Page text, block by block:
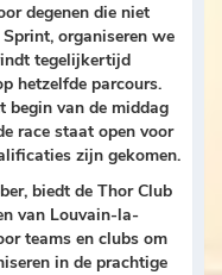
degenen die niet
organiseren we
tegelijkertijd
hetzelfde parcours.
begin van de middag
race staat open voor
zijn gekomen.
biedt de Thor Club
van Louvain-la-
teams en clubs om
in de prachtige